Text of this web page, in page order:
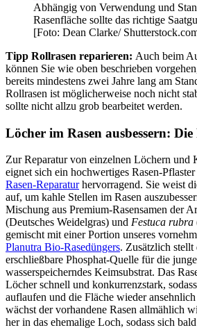
Abhängig von Verwendung und
Rasenfläche sollte das richtige
[Foto: Dean Clarke/
Tipp Rollrasen reparieren: Auch beim
können Sie wie oben beschrieben
bereits mindestens zwei Jahre lang am
Rollrasen ist möglicherweise noch nicht
sollte nicht allzu grob bearbeitet werden.
Löcher im Rasen ausbessern: Die
Zur Reparatur von einzelnen Löchern und
eignet sich ein hochwertiges Rasen-
Rasen-Reparaturhervorragend. Sie weist
auf, um kahle Stellen im Rasen
Mischung aus Premium-Rasensamen der
(Deutsches Weidelgras) und Festuca rubra
gemischt mit einer Portion unseres
Planutra Bio-Rasedüngers. Zusätzlich
erschließbare Phosphat-Quelle für die
wasserspeicherndes Keimsubstrat. Das
Löcher schnell und konkurrenzstark,
auflaufen und die Fläche wieder
wächst der vorhandene Rasen allmählich
her in das ehemalige Loch, sodass sich